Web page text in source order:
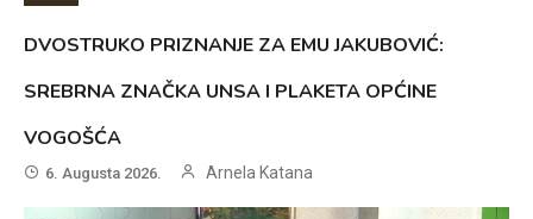
DVOSTRUKO PRIZNANJE ZA EMU JAKUBOVIĆ:
SREBRNA ZNAČKA UNSA I PLAKETA OPĆINE
VOGOŠĆA
6. Augusta 2026. Arnela Katana